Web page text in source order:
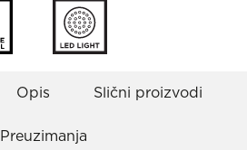
Opis Slični proizvodi
Preuzimanja